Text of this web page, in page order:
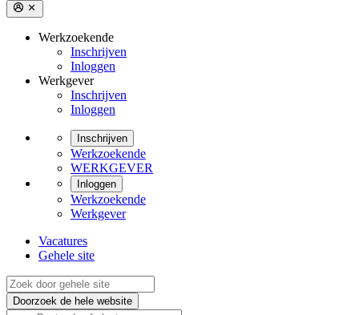
Werkzoekende
Inschrijven
Inloggen
Werkgever
Inschrijven
Inloggen
Inschrijven
Werkzoekende
WERKGEVER
Inloggen
Werkzoekende
Werkgever
Vacatures
Gehele site